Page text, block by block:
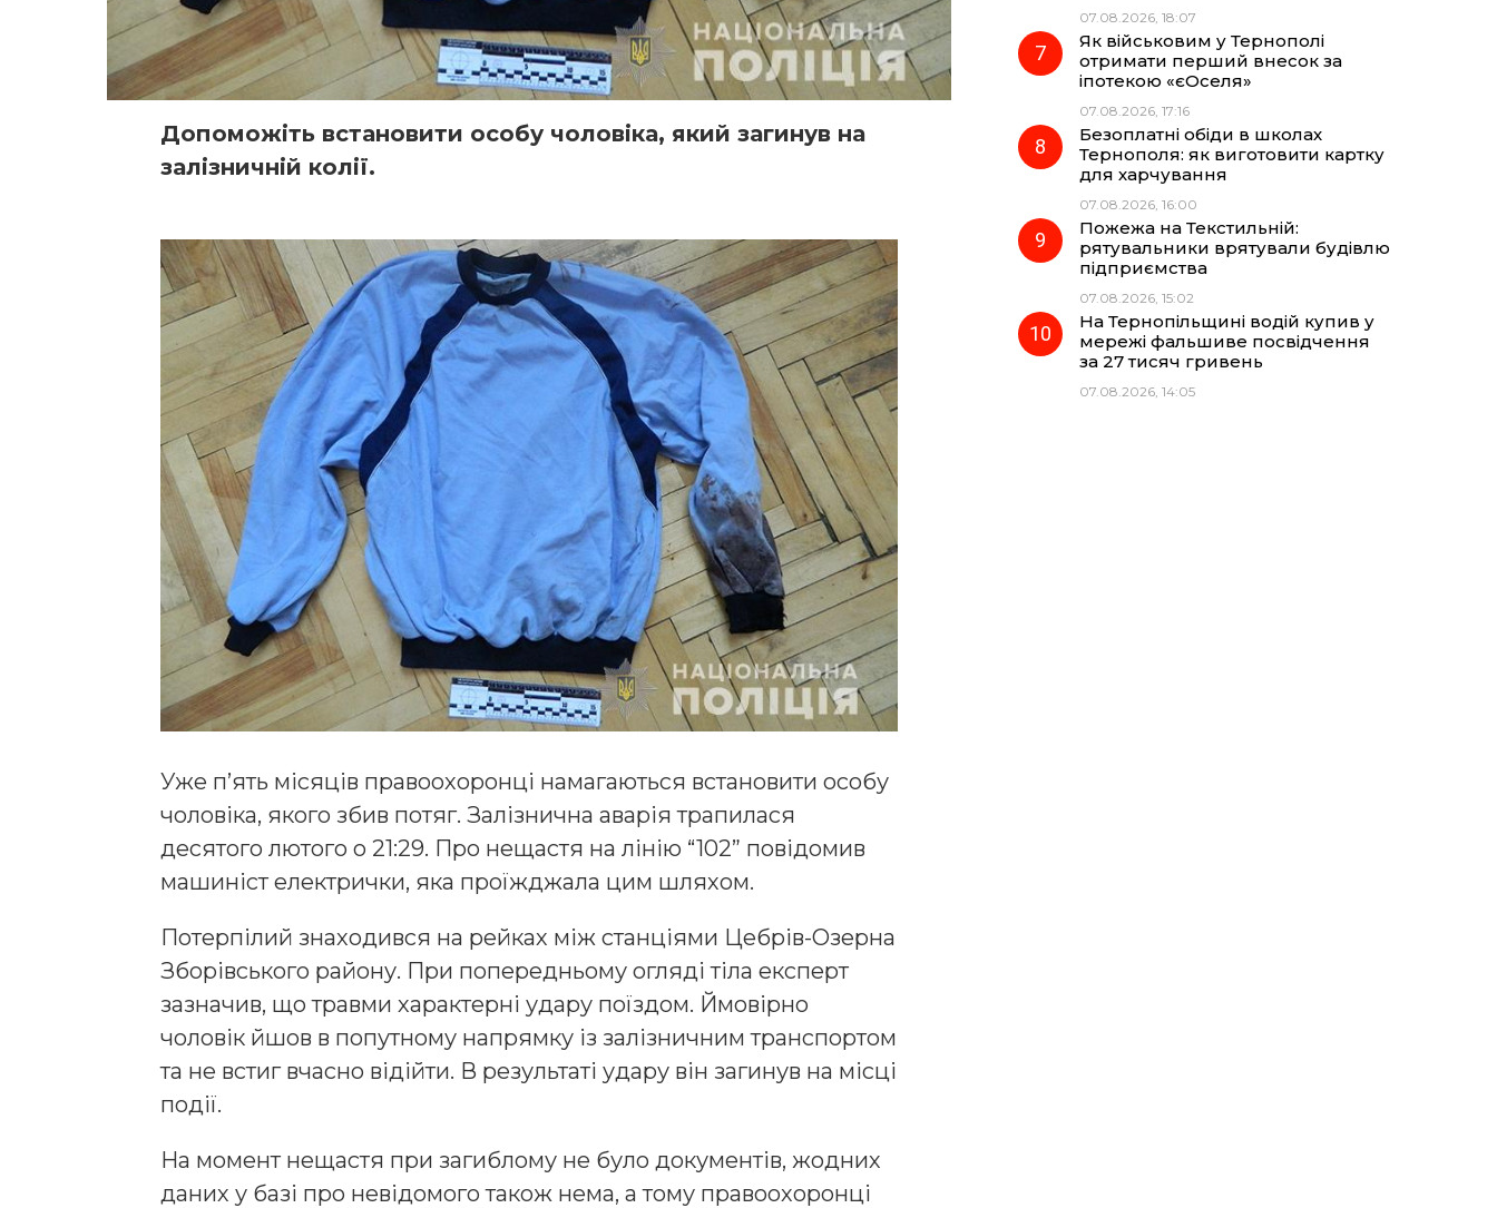
Допоможіть встановити особу чоловіка, який загинув на
залізничній колії.
Уже п’ять місяців правоохоронці намагаються встановити особу
чоловіка, якого збив потяг. Залізнична аварія трапилася
десятого лютого о 21:29. Про нещастя на лінію “102” повідомив
машиніст електрички, яка проїжджала цим шляхом.
Потерпілий знаходився на рейках між станціями Цебрів-Озерна
Зборівського району. При попередньому огляді тіла експерт
зазначив, що травми характерні удару поїздом. Ймовірно
чоловік йшов в попутному напрямку із залізничним транспортом
та не встиг вчасно відійти. В результаті удару він загинув на місці
події.
На момент нещастя при загиблому не було документів, жодних
даних у базі про невідомого також нема, а тому правоохоронці
07.08.2026, 18:07
Як військовим у Тернополі
отримати перший внесок за
іпотекою «єОселя»
07.08.2026, 17:16
Безоплатні обіди в школах
Тернополя: як виготовити картку
для харчування
07.08.2026, 16:00
Пожежа на Текстильній:
рятувальники врятували будівлю
підприємства
07.08.2026, 15:02
На Тернопільщині водій купив у
мережі фальшиве посвідчення
за 27 тисяч гривень
07.08.2026, 14:05